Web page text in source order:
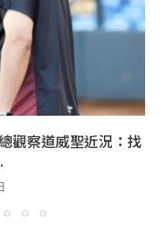
觀察道威聖近況：找